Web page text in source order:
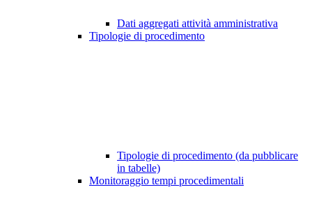
Dati aggregati attività amministrativa
Tipologie di procedimento
Tipologie di procedimento (da pubblicare
in tabelle)
Monitoraggio tempi procedimentali